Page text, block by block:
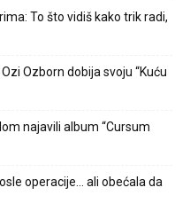
To što vidiš kako trik radi,
Ozborn dobija svoju “Kuću
najavili album “Cursum
operacije… ali obećala da